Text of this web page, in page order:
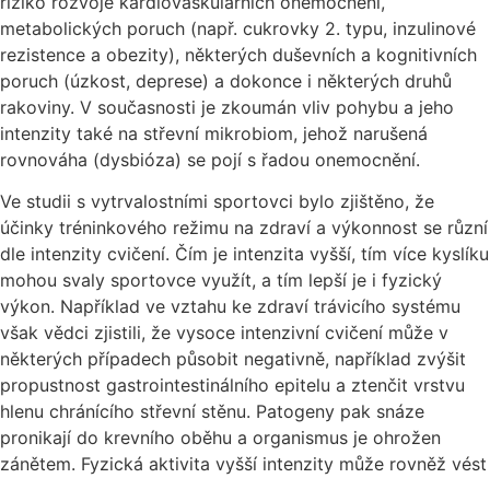
metabolických poruch (např. cukrovky 2. typu, inzulinové
rezistence a obezity), některých duševních a kognitivních
poruch (úzkost, deprese) a dokonce i některých druhů
rakoviny. V současnosti je zkoumán vliv pohybu a jeho
intenzity také na střevní mikrobiom, jehož narušená
rovnováha (dysbióza) se pojí s řadou onemocnění.
Ve studii s vytrvalostními sportovci bylo zjištěno, že
účinky tréninkového režimu na zdraví a výkonnost se různí
dle intenzity cvičení. Čím je intenzita vyšší, tím více kyslíku
mohou svaly sportovce využít, a tím lepší je i fyzický
výkon. Například ve vztahu ke zdraví trávicího systému
však vědci zjistili, že vysoce intenzivní cvičení může v
některých případech působit negativně, například zvýšit
propustnost gastrointestinálního epitelu a ztenčit vrstvu
hlenu chránícího střevní stěnu. Patogeny pak snáze
pronikají do krevního oběhu a organismus je ohrožen
zánětem. Fyzická aktivita vyšší intenzity může rovněž vést